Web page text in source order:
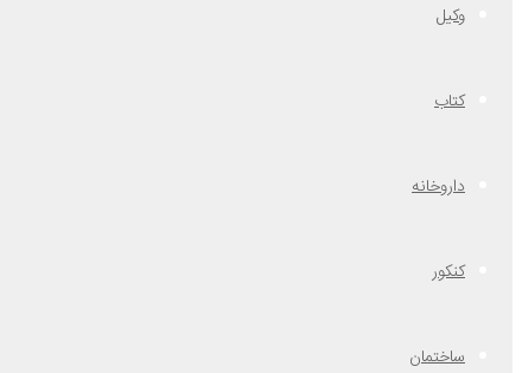
وکیل
کتاب
داروخانه
کنکور
ساختمان